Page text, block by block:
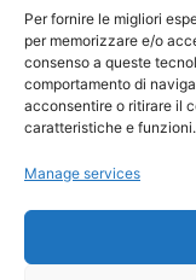
Per fornire le migliori
per memorizzare e/o
consenso a queste
comportamento di
acconsentire o ritirare il
caratteristiche e funzioni.
Manage services
Services utiles
Télécharger les